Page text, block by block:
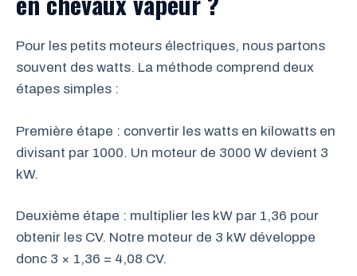
Pour les petits moteurs électriques, nous partons
souvent des watts. La méthode comprend deux
étapes simples :
Première étape : convertir les watts en kilowatts en
divisant par 1000. Un moteur de 3000 W devient 3
kW.
Deuxième étape : multiplier les kW par 1,36 pour
obtenir les CV. Notre moteur de 3 kW développe
donc 3 × 1,36 = 4,08 CV.